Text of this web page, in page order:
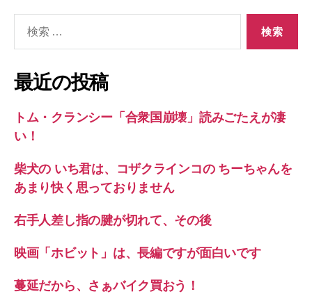
象:
最近の投稿
トム・クランシー「合衆国崩壊」読みごたえが凄
い！
柴犬の いち君は、コザクラインコの ちーちゃんを
あまり快く思っておりません
右手人差し指の腱が切れて、その後
映画「ホビット」は、長編ですが面白いです
蔓延だから、さぁバイク買おう！